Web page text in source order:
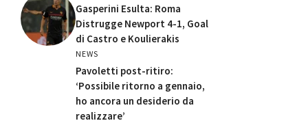
Gasperini Esulta: Roma
Distrugge Newport 4-1, Goal
di Castro e Koulierakis
NEWS
Pavoletti post-ritiro:
‘Possibile ritorno a gennaio,
ho ancora un desiderio da
realizzare’